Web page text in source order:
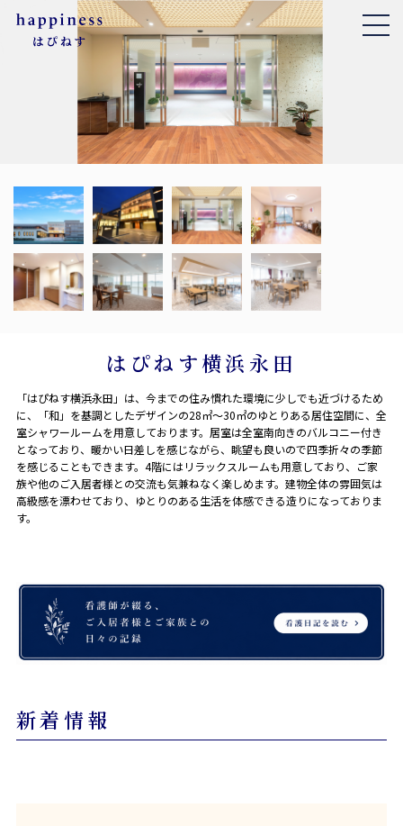
はぴねす横浜永田
「はぴねす横浜永田」は、今までの住み慣れた環境に少しでも近づけるため
に、「和」を基調としたデザインの28㎡～30㎡のゆとりある居住空間に、全
室シャワールームを用意しております。居室は全室南向きのバルコニー付き
となっており、暖かい日差しを感じながら、眺望も良いので四季折々の季節
を感じることもできます。4階にはリラックスルームも用意しており、ご家
族や他のご入居者様との交流も気兼ねなく楽しめます。建物全体の雰囲気は
高級感を漂わせており、ゆとりのある生活を体感できる造りになっておりま
す。
新着情報